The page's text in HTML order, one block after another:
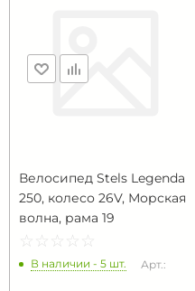
Велосипед Stels Legenda
250, колесо 26V, Морская
волна, рама 19
☆ ☆ ☆ ☆ ☆
★ ★ ★ ★ ★
В наличии - 5 шт. Арт.: